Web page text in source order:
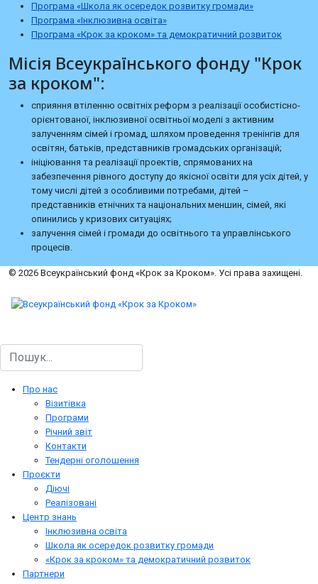
Програма «Школа як осередок розвитку громади»
Програма «Інклюзивна освіта»
Програма «Крок за кроком» та демократичний розвиток
Місія Всеукраїнського фонду "Крок
за кроком":
сприяння втіленню освітніх реформ з реалізації особистісно-
орієнтованої, інклюзивної освітньої моделі з активним
залученням сімей і громад, шляхом проведення тренінгів для
освітян, батьків, представників громадських організацій;
ініціювання та реалізації проектів, спрямованих на
забезпечення рівного доступу до якісної освіти для усіх дітей, у
тому числі дітей з особливими потребами, дітей –
представників етнічних та національних меншин, сімей, які
опинились у кризових ситуаціях;
залучення сімей і громади до освітнього та управлінського
процесів.
© 2026 Всеукраїнський фонд «Крок за Кроком». Усі права захищені.
Пошук
Про нас
Візитівка
Програми
Річний звіт
Контакти
Тендерні оголошення
Проєкти
Діючі
Реалізовані
Центр знань
Інклюзивна освіта
Школа як осередок розвитку громади
«Крок за кроком» та демократичний розвиток
Партнери